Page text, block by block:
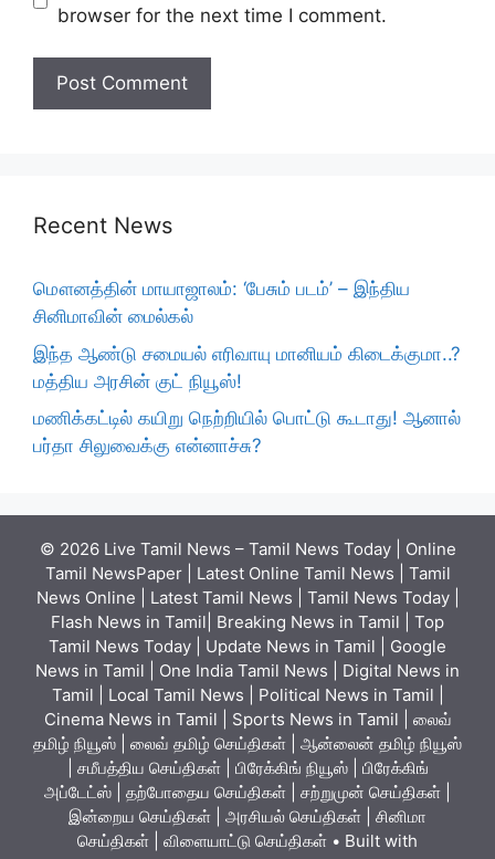
browser for the next time I comment.
Recent News
மௌனத்தின் மாயாஜாலம்: ‘பேசும் படம்’ – இந்திய
சினிமாவின் மைல்கல்
இந்த ஆண்டு சமையல் எரிவாயு மானியம் கிடைக்குமா..?
மத்திய அரசின் குட் நியூஸ்!
மணிக்கட்டில் கயிறு நெற்றியில் பொட்டு கூடாது! ஆனால்
பர்தா சிலுவைக்கு என்னாச்சு?
© 2026 Live Tamil News – Tamil News Today | Online
Tamil NewsPaper | Latest Online Tamil News | Tamil
News Online | Latest Tamil News | Tamil News Today |
Flash News in Tamil| Breaking News in Tamil | Top
Tamil News Today | Update News in Tamil | Google
News in Tamil | One India Tamil News | Digital News in
Tamil | Local Tamil News | Political News in Tamil |
Cinema News in Tamil | Sports News in Tamil | லைவ்
தமிழ் நியூஸ் | லைவ் தமிழ் செய்திகள் | ஆன்லைன் தமிழ் நியூஸ்
| சமீபத்திய செய்திகள் | பிரேக்கிங் நியூஸ் | பிரேக்கிங்
அப்டேட்ஸ் | தற்போதைய செய்திகள் | சற்றுமுன் செய்திகள் |
இன்றைய செய்திகள் | அரசியல் செய்திகள் | சினிமா
செய்திகள் | விளையாட்டு செய்திகள் • Built with